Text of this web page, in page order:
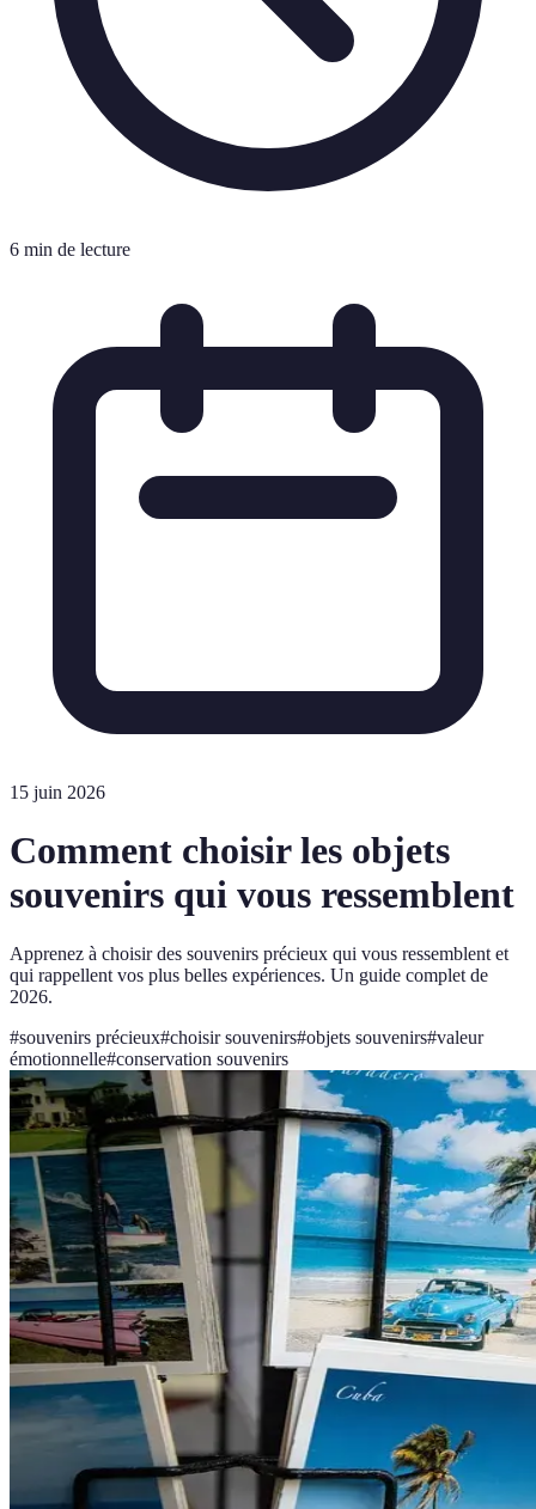
6 min de lecture
15 juin 2026
Comment choisir les objets
souvenirs qui vous ressemblent
Apprenez à choisir des souvenirs précieux qui vous ressemblent et
qui rappellent vos plus belles expériences. Un guide complet de
2026.
#souvenirs précieux#choisir souvenirs#objets souvenirs#valeur
émotionnelle#conservation souvenirs